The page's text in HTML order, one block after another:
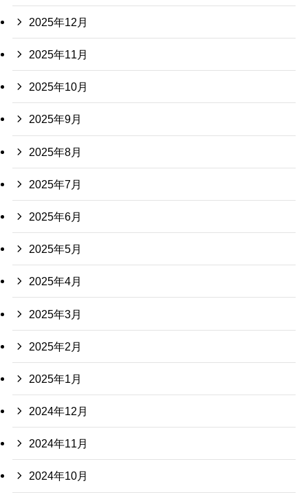
2025年12月
2025年11月
2025年10月
2025年9月
2025年8月
2025年7月
2025年6月
2025年5月
2025年4月
2025年3月
2025年2月
2025年1月
2024年12月
2024年11月
2024年10月